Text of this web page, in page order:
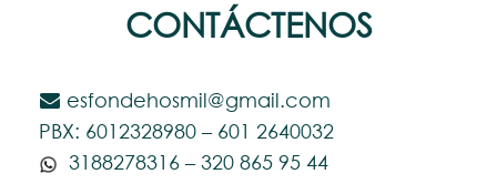
CONTÁCTENOS
esfondehosmil@gmail.com
PBX: 6012328980 – 601 2640032
3188278316 – 320 865 95 44